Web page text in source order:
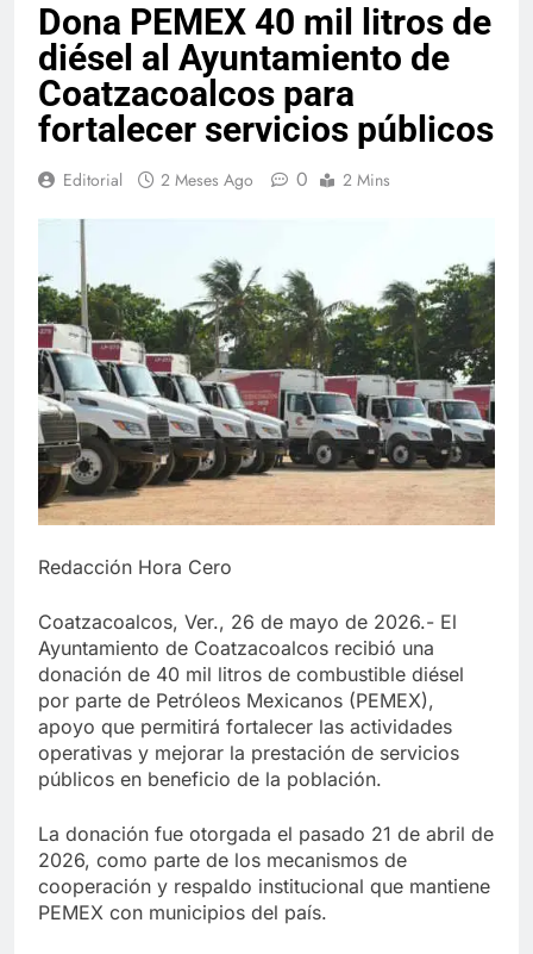
Dona PEMEX 40 mil litros de
diésel al Ayuntamiento de
Coatzacoalcos para
fortalecer servicios públicos
Editorial 2 Meses Ago 0 2 Mins
Redacción Hora Cero
Coatzacoalcos, Ver., 26 de mayo de 2026.- El
Ayuntamiento de Coatzacoalcos recibió una
donación de 40 mil litros de combustible diésel
por parte de Petróleos Mexicanos (PEMEX),
apoyo que permitirá fortalecer las actividades
operativas y mejorar la prestación de servicios
públicos en beneficio de la población.
La donación fue otorgada el pasado 21 de abril de
2026, como parte de los mecanismos de
cooperación y respaldo institucional que mantiene
PEMEX con municipios del país.